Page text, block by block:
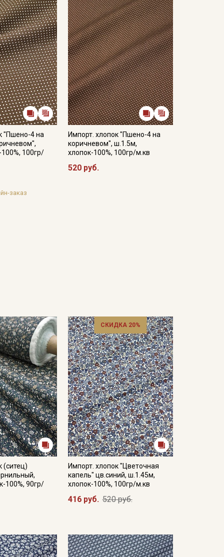
"Пшено-4 на
100гр/
заказ
Импорт. хлопок "Пшено-4 на
коричневом", ш.1.5м,
хлопок-100%, 100гр/м.кв
520 руб.
(ситец)
100%, 90гр/
СКИДКА 20%
Импорт. хлопок "Цветочная
капель" цв.синий, ш.1.45м,
хлопок-100%, 100гр/м.кв
416 руб. 520 руб.